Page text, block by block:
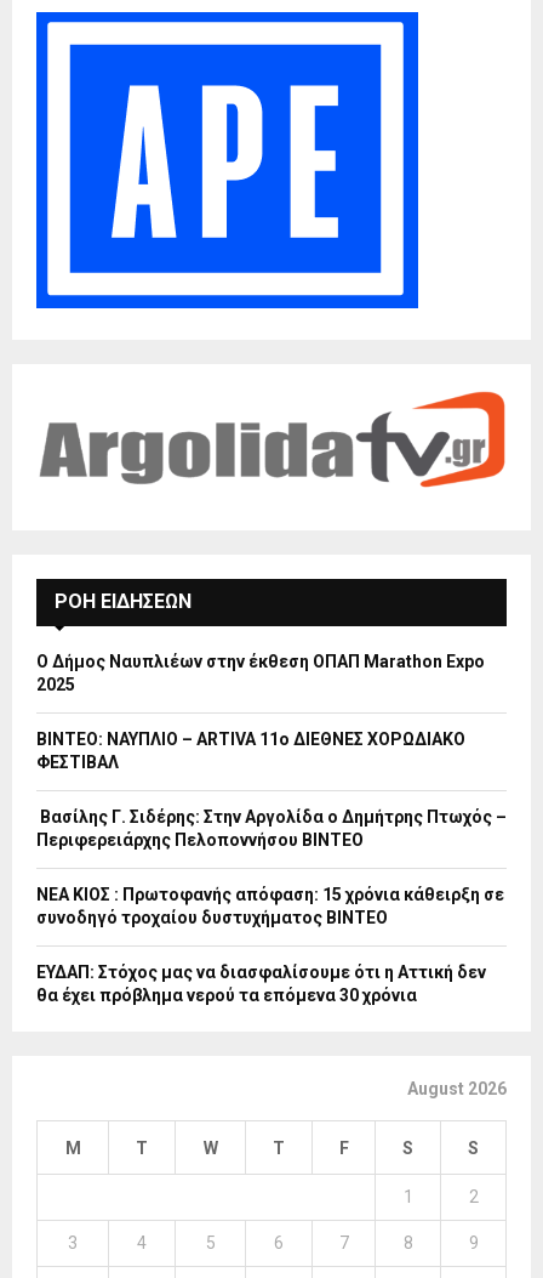
ΡΟΗ ΕΙΔΗΣΕΩΝ
Ο Δήμος Ναυπλιέων στην έκθεση ΟΠΑΠ Marathon Expo
2025
ΒΙΝΤΕΟ: ΝΑΥΠΛΙΟ – ARTIVA 11ο ΔΙΕΘΝΕΣ ΧΟΡΩΔΙΑΚΟ
ΦΕΣΤΙΒΑΛ
Βασίλης Γ. Σιδέρης: Στην Αργολίδα ο Δημήτρης Πτωχός –
Περιφερειάρχης Πελοποννήσου ΒΙΝΤΕΟ
ΝΕΑ ΚΙΟΣ : Πρωτοφανής απόφαση: 15 χρόνια κάθειρξη σε
συνοδηγό τροχαίου δυστυχήματος ΒΙΝΤΕΟ
ΕΥΔΑΠ: Στόχος μας να διασφαλίσουμε ότι η Αττική δεν
θα έχει πρόβλημα νερού τα επόμενα 30 χρόνια
August 2026
M T W T F S S
1 2
3 4 5 6 7 8 9